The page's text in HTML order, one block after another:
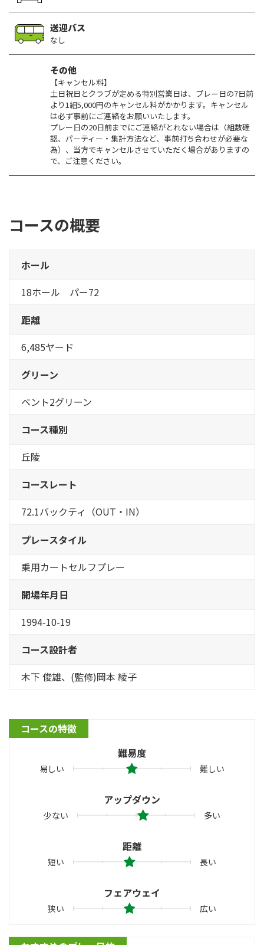
送迎バス
なし
その他
【キャンセル料】
土日祝日とクラブが定める特別営業日は、プレー日の7日前
より1組5,000円のキャンセル料がかかります。キャンセル
は必ず事前にご連絡をお願いいたします。
プレー日の20日前までにご連絡がとれない場合は（組数確
認、パーティー・集計方法など、事前打ち合わせが必要な
為）、当方でキャンセルさせていただく場合がありますの
で、ご注意ください。
コースの概要
ホール
18ホール パー72
距離
6,485ヤード
グリーン
ベント2グリーン
コース種別
丘陵
コースレート
72.1バックティ（OUT・IN）
プレースタイル
乗用カートセルフプレー
開場年月日
1994-10-19
コース設計者
木下 俊雄、(監修)岡本 綾子
コースの特徴
難易度
易しい 難しい
アップダウン
少ない 多い
距離
短い 長い
フェアウェイ
狭い 広い